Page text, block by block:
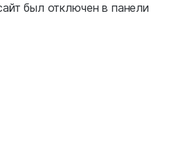
был отключен в панели